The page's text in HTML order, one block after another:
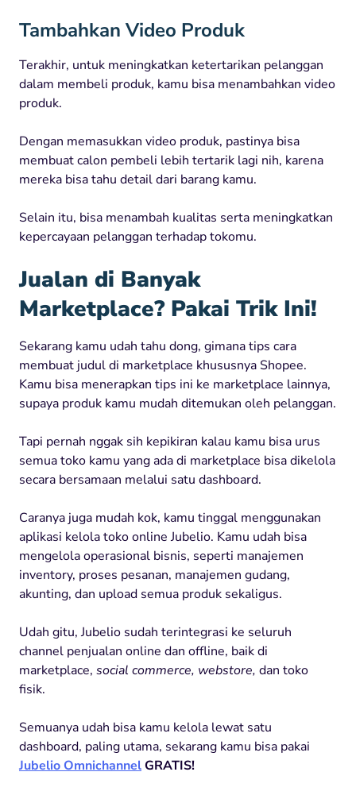
Tambahkan Video Produk
Terakhir, untuk meningkatkan ketertarikan pelanggan
dalam membeli produk, kamu bisa menambahkan video
produk.
Dengan memasukkan video produk, pastinya bisa
membuat calon pembeli lebih tertarik lagi nih, karena
mereka bisa tahu detail dari barang kamu.
Selain itu, bisa menambah kualitas serta meningkatkan
kepercayaan pelanggan terhadap tokomu.
Jualan di Banyak
Marketplace? Pakai Trik Ini!
Sekarang kamu udah tahu dong, gimana tips cara
membuat judul di marketplace khususnya Shopee.
Kamu bisa menerapkan tips ini ke marketplace lainnya,
supaya produk kamu mudah ditemukan oleh pelanggan.
Tapi pernah nggak sih kepikiran kalau kamu bisa urus
semua toko kamu yang ada di marketplace bisa dikelola
secara bersamaan melalui satu dashboard.
Caranya juga mudah kok, kamu tinggal menggunakan
aplikasi kelola toko online Jubelio. Kamu udah bisa
mengelola operasional bisnis, seperti manajemen
inventory, proses pesanan, manajemen gudang,
akunting, dan upload semua produk sekaligus.
Udah gitu, Jubelio sudah terintegrasi ke seluruh
channel penjualan online dan offline, baik di
marketplace, social commerce, webstore, dan toko
fisik.
Semuanya udah bisa kamu kelola lewat satu
dashboard, paling utama, sekarang kamu bisa pakai
Jubelio OmnichannelGRATIS!